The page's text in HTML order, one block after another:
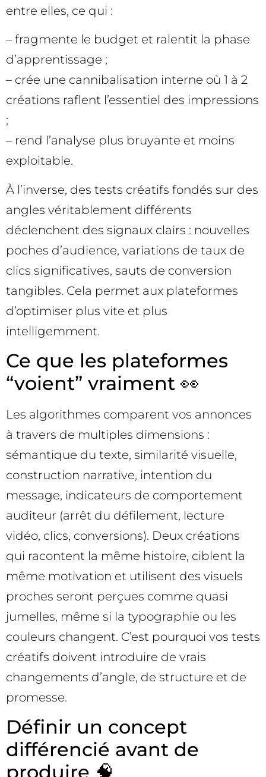
entre elles, ce qui :
– fragmente le budget et ralentit la phase
d’apprentissage ;
– crée une cannibalisation interne où 1 à 2
créations raflent l’essentiel des impressions
;
– rend l’analyse plus bruyante et moins
exploitable.
À l’inverse, des tests créatifs fondés sur des
angles véritablement différents
déclenchent des signaux clairs : nouvelles
poches d’audience, variations de taux de
clics significatives, sauts de conversion
tangibles. Cela permet aux plateformes
d’optimiser plus vite et plus
intelligemment.
Ce que les plateformes
“voient” vraiment 👀
Les algorithmes comparent vos annonces
à travers de multiples dimensions :
sémantique du texte, similarité visuelle,
construction narrative, intention du
message, indicateurs de comportement
auditeur (arrêt du défilement, lecture
vidéo, clics, conversions). Deux créations
qui racontent la même histoire, ciblent la
même motivation et utilisent des visuels
proches seront perçues comme quasi
jumelles, même si la typographie ou les
couleurs changent. C’est pourquoi vos tests
créatifs doivent introduire de vrais
changements d’angle, de structure et de
promesse.
Définir un concept
différencié avant de
produire 🧠